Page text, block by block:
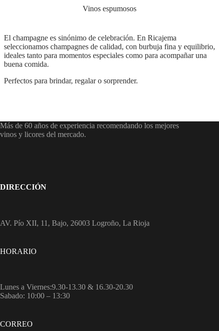
Vinos espumosos
El champagne es sinónimo de celebración. En Ricajema
seleccionamos champagnes de calidad, con burbuja fina y equilibrio,
ideales tanto para momentos especiales como para acompañar una
buena comida.
Perfectos para brindar, regalar o sorprender.
Más de 60 años de experiencia recomendando los mejores
vinos y licores del mercado.
DIRECCIÓN
AV. Pío XII, 11, Bajo, 26003 Logroño, La Rioja
HORARIO
Lunes a Viernes:9.30-13.30 & 16.30-20.30
Sabado: 10:00 – 13:30
CORREO